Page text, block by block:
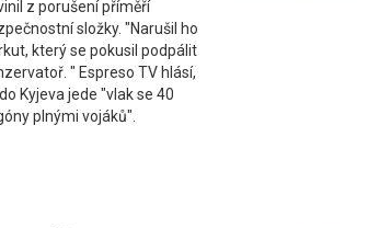
z porušení příměří
složky. "Narušil ho
který se pokusil podpálit
" Espreso TV hlásí,
Kyjeva jede "vlak se 40
plnými vojáků".